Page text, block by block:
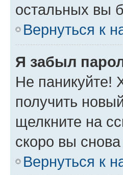
остальных вы
Вернуться к
Я забыл
Не паникуйте!
получить
щелкните на
скоро вы
Вернуться к